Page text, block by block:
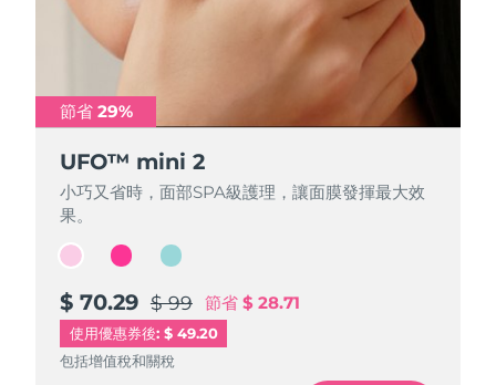
節省 29%
UFO™ mini 2
小巧又省時，面部SPA級護理，讓面膜發揮最大效
果。
$ 70.29 $ 99 節省 $ 28.71
使用優惠券後: $ 49.20
包括增值稅和關稅
節省 29%
UFO™ mini 2
小巧又省時，面部SPA級護理，讓面膜發揮最大效
果。
$ 70.29 $ 99 節省 $ 28.71
包括增值稅和關稅
節省 29%
UFO™ mini 2
小巧又省時，面部SPA級護理，讓面膜發揮最大效
果。
$ 70.29 $ 99 節省 $ 28.71
包括增值稅和關稅